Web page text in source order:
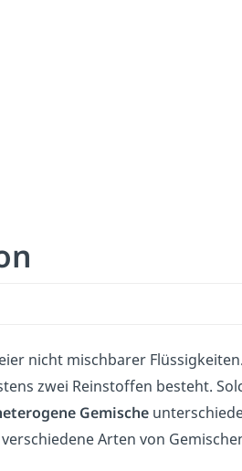
nicht mischbarer
zwei Reinstoffen besteht.
Gemische
Arten von